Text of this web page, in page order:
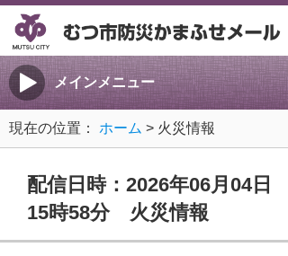
メインメニュー
現在の位置： ホーム > 火災情報
配信日時：2026年06月04日
15時58分 火災情報